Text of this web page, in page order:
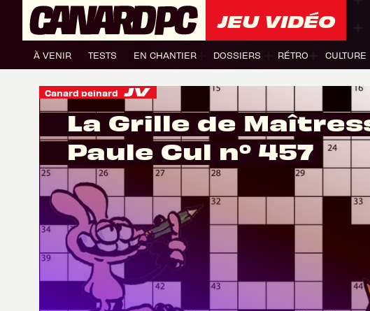
JEU VIDÉO
À VENIR TESTS EN CHANTIER DOSSIERS RÉTRO CULTURE
Canard peinard
La Grille de
Paule Cul n° 457